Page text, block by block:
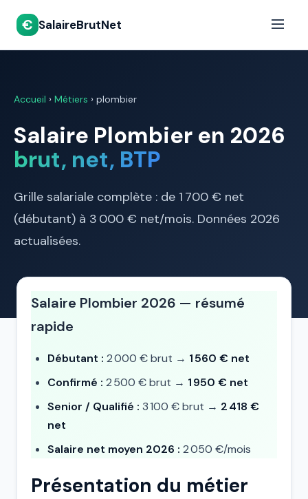
€ SalaireBrutNet
Accueil › Métiers › plombier
Salaire Plombier en 2026
brut, net, BTP
Grille salariale complète : de 1 700 € net
(débutant) à 3 000 € net/mois. Données 2026
actualisées.
Salaire Plombier 2026 — résumé
rapide
Débutant : 2 000 € brut → 1 560 € net
Confirmé : 2 500 € brut → 1 950 € net
Senior / Qualifié : 3 100 € brut → 2 418 €
net
Salaire net moyen 2026 : 2 050 €/mois
Présentation du métier